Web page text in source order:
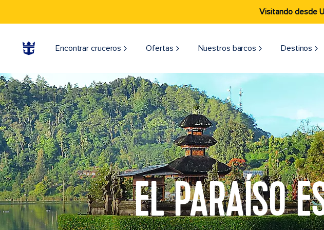
Visitando desde
Encontrar cruceros Ofertas Nuestros barcos Destinos
EL PARAÍSO